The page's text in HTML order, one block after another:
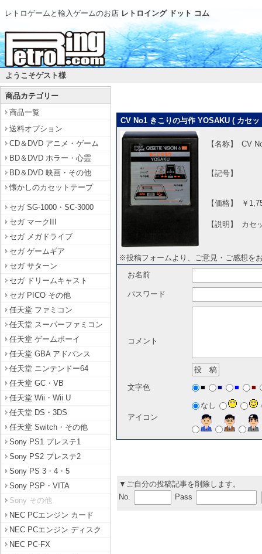
レトロゲームと輸入ゲームのお店 レトロイング ドット コム
ようこそゲスト様
商品カテゴリー
商品一覧
送料オプション
CD＆DVD アニメ・ゲーム
BD＆DVD ホラー・心霊
BD＆DVD 映画・その他
懐かしのカセットテープ
セガ SG-1000・SC-3000
セガ マークIII
セガ メガドライブ
セガ ゲームギア
セガ サターン
セガ ドリームキャスト
セガ PICO その他
任天堂 ファミコン
任天堂 スーパーファミコン
任天堂 ゲームボーイ
任天堂 GBA アドバンス
任天堂 ニンテンドー64
任天堂 GC・VB
任天堂 Wii・Wii U
任天堂 DS・3DS
任天堂 Switch・その他
Sony PS1 プレステ1
Sony PS2 プレステ2
Sony PS 3・4・5
Sony PSP・VITA
Sony その他
NEC PCエンジン カード
NEC PCエンジン ディスク
NEC PC-FX
CV No1 きこりの与作 YOSAKU ( カセ
【名称】 CV
【記号】
【価格】 ￥
【説明】 カセ
※投稿フォームより、ご意見・ご感想を
お名前
パスワード
コメント
文字色 ■ ■ ■ ■
アイコン
なし
▼ご自分の投稿記事を削除します。
No.
Pass